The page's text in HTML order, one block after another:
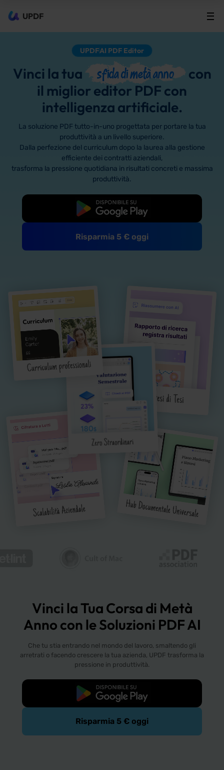
UPDF
UPDFAI PDF Editor
Vinci la tua sfida di metà anno
con
il miglior editor PDF con
intelligenza artificiale.
La soluzione PDF tutto-in-uno progettata per portare la tua
produttività a un livello superiore.
Dalla perfezione del curriculum dopo la laurea alla gestione
efficiente dei contratti aziendali,
trasforma la pressione quotidiana in risultati concreti e massima
produttività.
Download Gratis
Risparmia 5 € oggi
Vinci la Tua Corsa di Metà
Anno con le Soluzioni PDF AI
Che tu stia entrando nel mondo del lavoro, smaltendo gli
arretrati o facendo crescere la tua azienda, UPDF trasforma la
pressione in produttività.
Download Gratis
Risparmia 5 € oggi